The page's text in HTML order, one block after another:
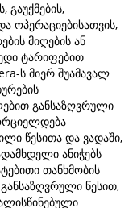
ოპერაციებისათვის,
მიღების ან
ტარიფებით
ს მიერ შუამავალ
განსაზღვრული
წესითა და ვადაში,
ანიჭებს
თანხმობის
წესით,